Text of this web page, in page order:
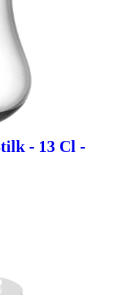
- 13 Cl -